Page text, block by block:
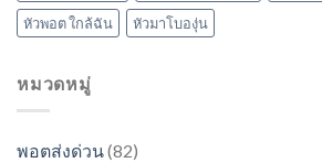
หัวพอต ใกล้ฉัน หัวมาโบองุ่น
หมวดหมู่
พอตส่งด่วน(82)